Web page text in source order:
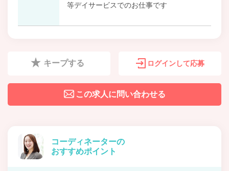
等デイサービスでのお仕事です
キープする ログインして応募
この求人に問い合わせる
コーディネーターの
おすすめポイント